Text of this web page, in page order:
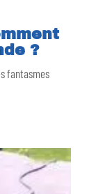
?
fantasmes